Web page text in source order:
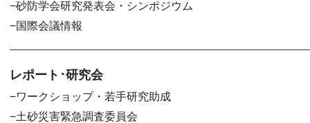
砂防学会研究発表会・シンポジウム
国際会議情報
レポート･研究会
ワークショップ・若手研究助成
土砂災害緊急調査委員会